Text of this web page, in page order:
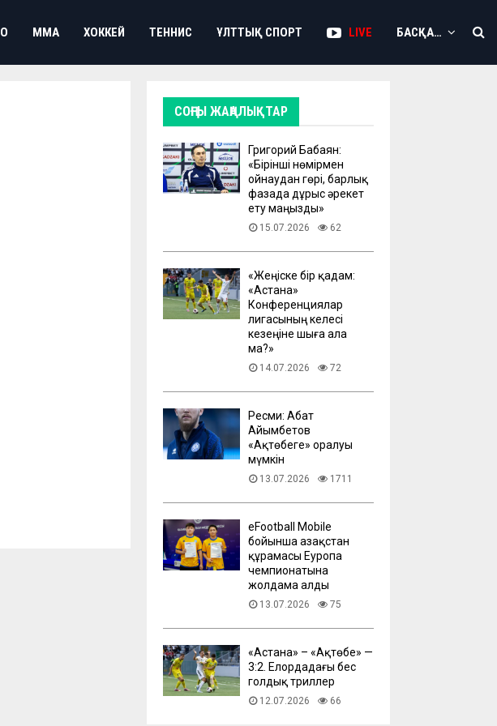
ММА ХОККЕЙ ТЕННИС ҰЛТТЫҚ СПОРТ LIVE БАСҚА…
СОҢҒЫ ЖАҢАЛЫҚТАР
Григорий Бабаян:
«Бірінші нөмірмен
ойнаудан гөрі, барлық
фазада дұрыс әрекет
ету маңызды»
15.07.2026 62
«Жеңіске бір қадам:
«Астана»
Конференциялар
лигасының келесі
кезеңіне шыға ала
ма?»
14.07.2026 72
Ресми: Абат
Айымбетов
«Ақтөбеге» оралуы
мүмкін
13.07.2026 1711
eFootball Mobile
бойынша Қазақстан
құрамасы Еуропа
чемпионатына
жолдама алды
13.07.2026 75
​«Астана» – «Ақтөбе» —
3:2. Елордадағы бес
голдық триллер
12.07.2026 66